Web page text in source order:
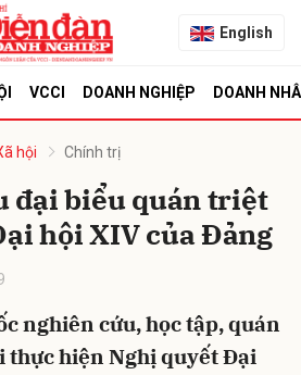
English
VCCI DOANH NGHIỆP DOANH
hội Chính trị
đại biểu quán triệt
hội XIV của Đảng
nghiên cứu, học tập, quán
hiện Nghị quyết Đại
Hủy